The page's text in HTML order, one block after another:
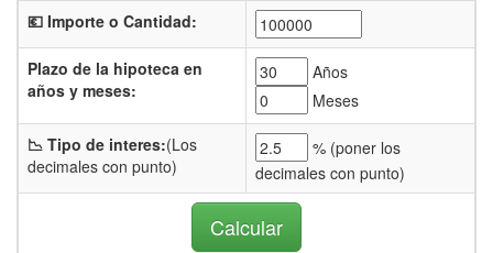
💶 Importe o Cantidad:
Plazo de la hipoteca en
años y meses:
Años
Meses
📉 Tipo de interes:(Los
decimales con punto)
% (poner los
decimales con punto)